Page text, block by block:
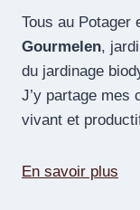
Tous au Potager
Gourmelen,
du jardinage
J’y partage mes
vivant et
En savoir plus